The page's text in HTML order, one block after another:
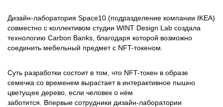
Дизайн-лаборатория Space10 (подразделение компании IKEA)
совместно с коллективом студии WINT Design Lab создала
технологию Carbon Banks, благодаря которой возможно
соединить мебельный предмет с NFT-токеном.
Суть разработки состоит в том, что NFT-токен в образе
семечка со временем вырастает в интерактивное пышно
цветущее дерево, если человек о нём
заботится. Впервые сотрудники дизайн-лаборатории